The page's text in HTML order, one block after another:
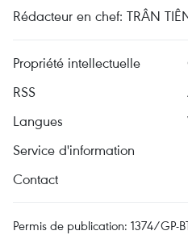
Rédacteur en chef: TRÂN
Propriété intellectuelle
RSS
Langues
Service d'information
Contact
Permis de publication: 1374/GP-